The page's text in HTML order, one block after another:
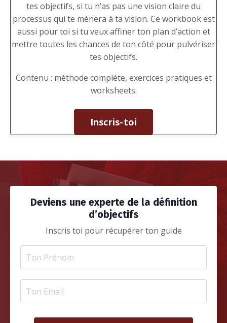
tes objectifs, si tu n’as pas une vision claire du
processus qui te mènera à ta vision. Ce workbook est
aussi pour toi si tu veux affiner ton plan d’action et
mettre toutes les chances de ton côté pour pulvériser
tes objectifs.
Contenu : méthode complète, exercices pratiques et
worksheets.
Inscris-toi
Deviens une experte de la définition
d’objectifs
Inscris toi pour récupérer ton guide